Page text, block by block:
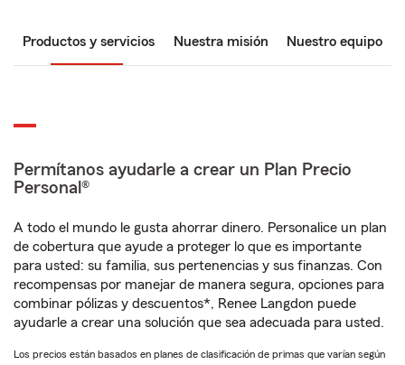
Productos y servicios Nuestra misión Nuestro equipo
Permítanos ayudarle a crear un Plan Precio
Personal®
A todo el mundo le gusta ahorrar dinero. Personalice un plan
de cobertura que ayude a proteger lo que es importante
para usted: su familia, sus pertenencias y sus finanzas. Con
recompensas por manejar de manera segura, opciones para
combinar pólizas y descuentos*, Renee Langdon puede
ayudarle a crear una solución que sea adecuada para usted.
Los precios están basados en planes de clasificación de primas que varían según